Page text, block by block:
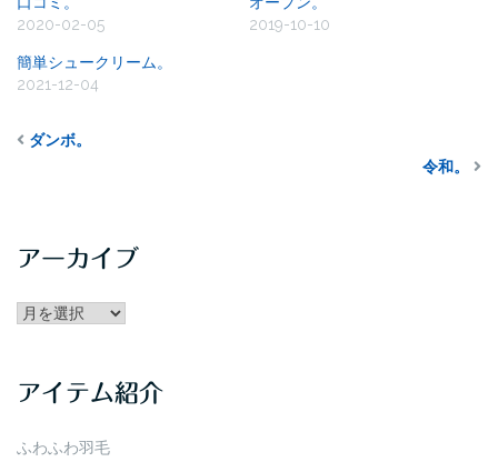
2020-02-05
2019-10-10
簡単シュークリーム。
2021-12-04
ダンボ。
令和。
アーカイブ
アー
ブ
アイテム紹介
ふわふわ羽毛